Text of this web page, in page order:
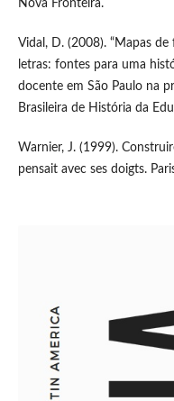
Nova Fronteira.
Vidal, D. (2008). “Mapas
letras: fontes para uma
docente em São Paulo na
Brasileira de História da
Warnier, J. (1999).
pensait avec ses doigts.